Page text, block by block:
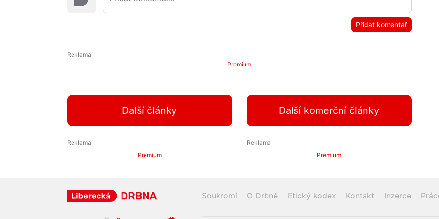
Přidat komentář
Premium
Další články Další komerční články
Premium Premium
Soukromí O Drbně Etický kodex Kontakt Inzerce